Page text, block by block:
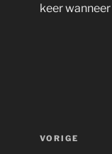
keer
Vorig
VORIGE